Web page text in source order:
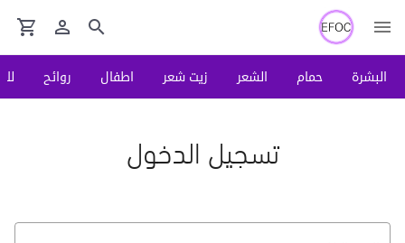
البشرة حمام الشعر زيت شعر اطفال روائح لكِ
تسجيل الدخول